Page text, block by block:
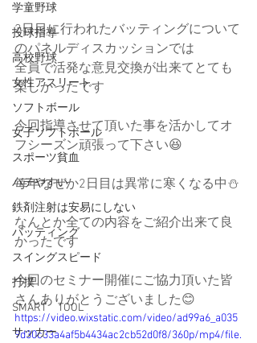
学童野球
投球指導
高校野球
女性アスリート
ソフトボール
女子ソフトボール
スポーツ貧血
バテやすい
鉄剤注射は安易にしない
バッティング
スイングスピード
打撲
SMART TOOL
サッカー
2日目に行われたバッティングについて
のパネルディスカッションでは
全員で活発な意見交換が出来てとても
楽しかったです
今回指導させて頂いた事を活かしてオ
フシーズン頑張って下さい😆
毎年なぜか2日目は異常に寒くなる中⛄️
なんとか全ての内容をご紹介出来て良
かったです
今回のセミナー開催にご協力頂いた皆
さんありがとうございました😊
https://video.wixstatic.com/video/ad99a6_a035
9d30c33a4af5b4434ac2cb52d0f8/360p/mp4/file.